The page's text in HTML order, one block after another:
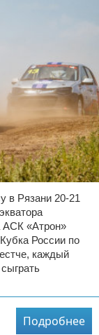
в Рязани 20-21
АСК «Атрон»
России по
каждый
Подробнее